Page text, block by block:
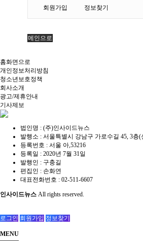
회원가입 정보찾기
메인으로
홈화면으로
개인정보처리방침
청소년보호정책
회사소개
광고/제휴안내
기사제보
법인명 : (주)인사이드뉴스
발행소 : 서울특별시 강남구 가로수길 45, 3층
등록번호 : 서울 아,53216
등록일 : 2020년 7월 31일
발행인 : 구충길
편집인 : 손화연
대표전화번호 : 02-511-6607
인사이드뉴스 All rights reserved.
로그인 회원가입 정보찾기
MENU